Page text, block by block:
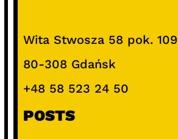
Wita Stwosza 58 pok. 109
80-308 Gdańsk
+48 58 523 24 50
POSTS